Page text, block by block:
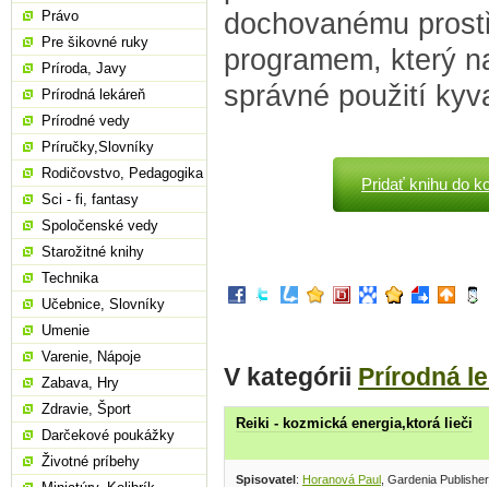
dochovanému
programem, který
správné použití
Pridať knihu do
V kategórii Prírodná
Reiki - kozmická energia,ktorá lieči
Spisovatel: Horanová Paul , Gardenia
Právo
Pre šikovné ruky
Príroda, Javy
Prírodná lekáreň
Prírodné vedy
Príručky,Slovníky
Rodičovstvo, Pedagogika
Sci - fi, fantasy
Spoločenské vedy
Starožitné knihy
Technika
Učebnice, Slovníky
Umenie
Varenie, Nápoje
Zabava, Hry
Zdravie, Šport
Darčekové poukážky
Životné príbehy